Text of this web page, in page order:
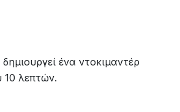
ένα ντοκιμαντέρ
10 λεπτών.